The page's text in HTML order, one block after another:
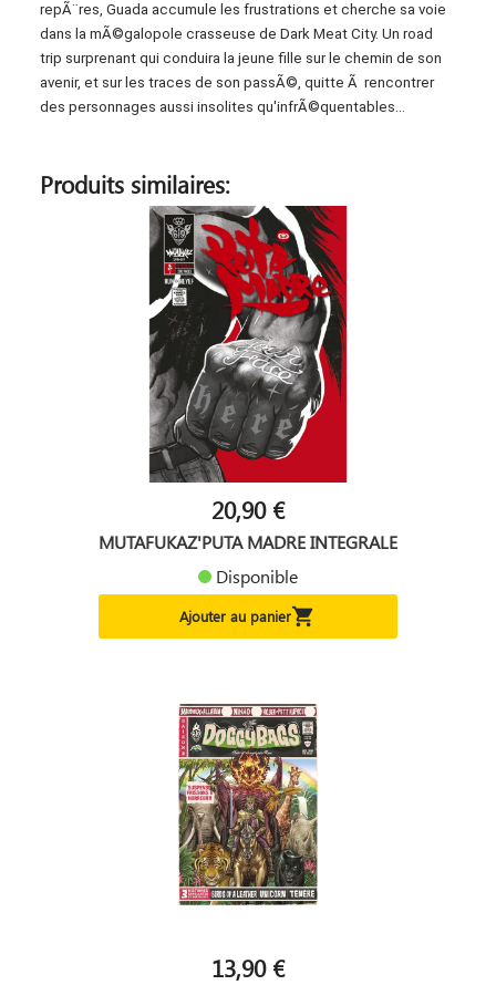
repÃ¨res, Guada accumule les frustrations et cherche sa voie
dans la mÃ©galopole crasseuse de Dark Meat City. Un road
trip surprenant qui conduira la jeune fille sur le chemin de son
avenir, et sur les traces de son passÃ©, quitte Ã rencontrer
des personnages aussi insolites qu'infrÃ©quentables...
Produits similaires:
20,90 €
MUTAFUKAZ'PUTA MADRE INTEGRALE
Disponible
Ajouter au panier
13,90 €